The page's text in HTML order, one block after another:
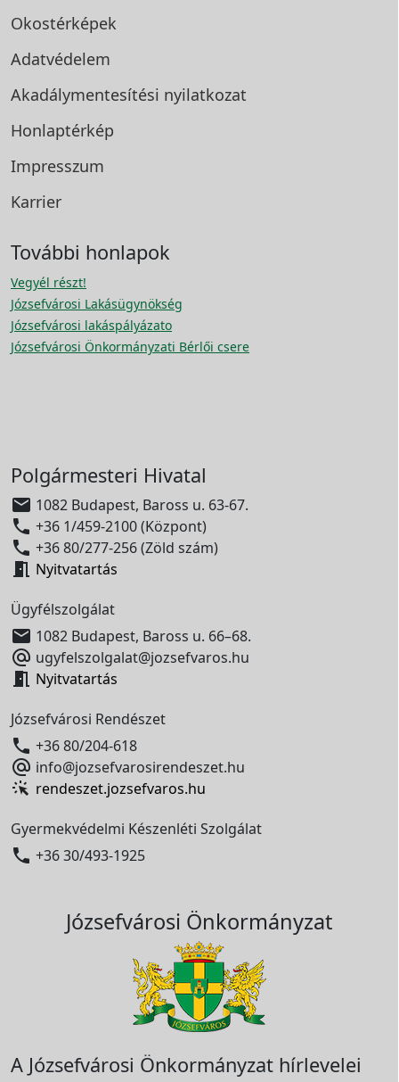
Okostérképek
Adatvédelem
Akadálymentesítési nyilatkozat
Honlaptérkép
Impresszum
Karrier
További honlapok
Vegyél részt!
Józsefvárosi Lakásügynökség
Józsefvárosi lakáspályázato
Józsefvárosi Önkormányzati Bérlői csere
Polgármesteri Hivatal
 1082 Budapest, Baross u. 63-67.
 +36 1/459-2100 (Központ)
 +36 80/277-256 (Zöld szám)
 Nyitvatartás
Ügyfélszolgálat
 1082 Budapest, Baross u. 66–68.
 ugyfelszolgalat@jozsefvaros.hu
 Nyitvatartás
Józsefvárosi Rendészet
 +36 80/204-618
 info@jozsefvarosirendeszet.hu
rendeszet.jozsefvaros.hu
Gyermekvédelmi Készenléti Szolgálat
 +36 30/493-1925
Józsefvárosi Önkormányzat
A Józsefvárosi Önkormányzat hírlevelei